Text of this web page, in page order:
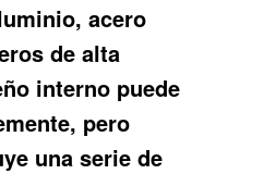
acero
de alta
interno puede
pero
una serie de